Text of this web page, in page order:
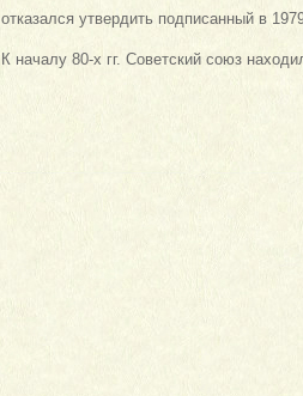
отказался утвердить подписанный в
К началу 80-х гг. Советский союз